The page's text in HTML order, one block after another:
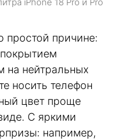
простой причине:
на нейтральных
носить телефон
цвет проще
С яркими
например,